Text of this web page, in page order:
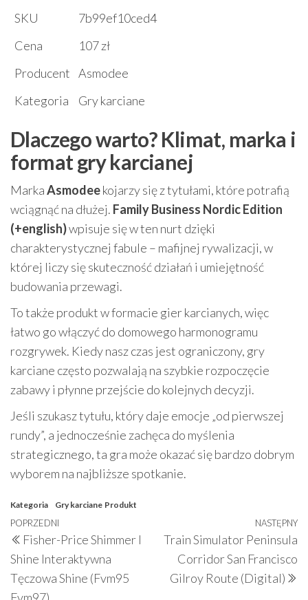
SKU
7b99ef10ced4
Cena
107 zł
Producent Asmodee
Kategoria
Gry karciane
Dlaczego warto? Klimat, marka i
format gry karcianej
MarkaAsmodeekojarzy się z tytułami, które potrafią
wciągnąć na dłużej. Family Business Nordic Edition
(+english)wpisuje się w ten nurt dzięki
charakterystycznej fabule – mafijnej rywalizacji, w
której liczy się skuteczność działań i umiejętność
budowania przewagi.
To także produkt w formacie gier karcianych, więc
łatwo go włączyć do domowego harmonogramu
rozgrywek. Kiedy nasz czas jest ograniczony, gry
karciane często pozwalają na szybkie rozpoczęcie
zabawy i płynne przejście do kolejnych decyzji.
Jeśli szukasz tytułu, który daje emocje „od pierwszej
rundy”, a jednocześnie zachęca do myślenia
strategicznego, ta gra może okazać się bardzo dobrym
wyborem na najbliższe spotkanie.
Kategoria Gry karciane Produkt
Nawigacja
wpisu
Poprzedni
wpis
POPRZEDNI
Fisher-Price Shimmer I
Shine Interaktywna
Tęczowa Shine (Fvm95
NASTĘPNY
Train Simulator Peninsula
Corridor San Francisco
Gilroy Route (Digital)